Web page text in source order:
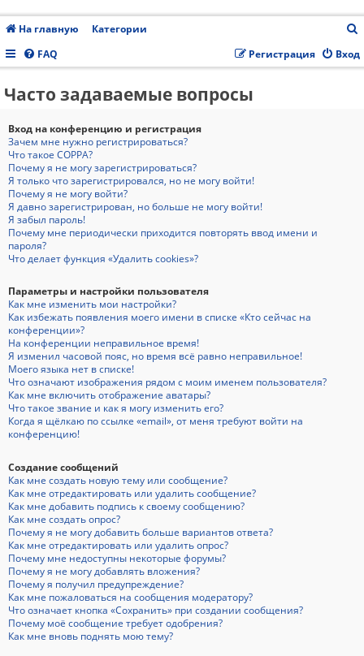
На главную Категории
FAQ Вход
Регистрация
Часто задаваемые вопросы
Вход на конференцию и регистрация
Зачем мне нужно регистрироваться?
Что такое COPPA?
Почему я не могу зарегистрироваться?
Я только что зарегистрировался, но не могу войти!
Почему я не могу войти?
Я давно зарегистрирован, но больше не могу войти!
Я забыл пароль!
Почему мне периодически приходится повторять ввод имени и
пароля?
Что делает функция «Удалить cookies»?
Параметры и настройки пользователя
Как мне изменить мои настройки?
Как избежать появления моего имени в списке «Кто сейчас на
конференции»?
На конференции неправильное время!
Я изменил часовой пояс, но время всё равно неправильное!
Моего языка нет в списке!
Что означают изображения рядом с моим именем пользователя?
Как мне включить отображение аватары?
Что такое звание и как я могу изменить его?
Когда я щёлкаю по ссылке «email», от меня требуют войти на
конференцию!
Создание сообщений
Как мне создать новую тему или сообщение?
Как мне отредактировать или удалить сообщение?
Как мне добавить подпись к своему сообщению?
Как мне создать опрос?
Почему я не могу добавить больше вариантов ответа?
Как мне отредактировать или удалить опрос?
Почему мне недоступны некоторые форумы?
Почему я не могу добавлять вложения?
Почему я получил предупреждение?
Как мне пожаловаться на сообщения модератору?
Что означает кнопка «Сохранить» при создании сообщения?
Почему моё сообщение требует одобрения?
Как мне вновь поднять мою тему?